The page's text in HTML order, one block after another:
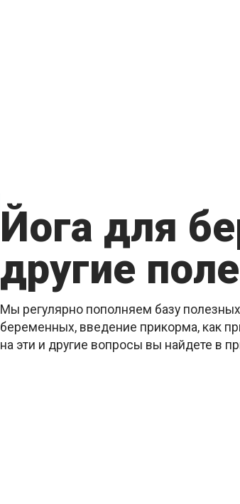
Йога для
другие
Мы регулярно пополняем базу
беременных, введение прикорма, как
на эти и другие вопросы вы найдете в